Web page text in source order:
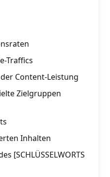
Traffics
Content-Leistung
Zielgruppen
Inhalten
[SCHLÜSSELWORTS